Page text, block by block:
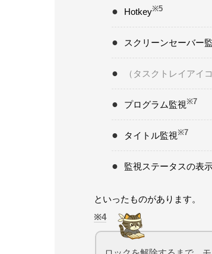
Hotkey※5
スクリーンセーバー
（タスクトレイアイ
プログラム監視※7
タイトル監視※7
監視ステータスの表
といったものがあります。
4